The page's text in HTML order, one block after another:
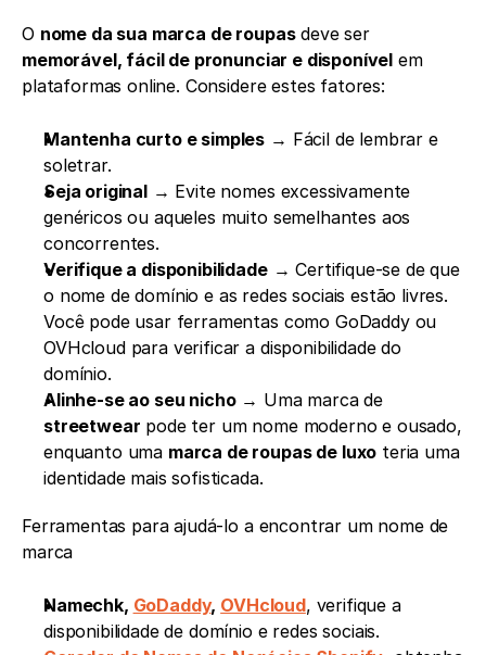
O nome da sua marca de roupas
deve ser
memorável, fácil de pronunciar e disponível em
plataformas online. Considere estes fatores:
Mantenha curto e simples → Fácil de lembrar e
soletrar.
Seja original → Evite nomes excessivamente
genéricos ou aqueles muito semelhantes aos
concorrentes.
Verifique a disponibilidade → Certifique-se de que
o nome de domínio e as redes sociais estão livres.
Você pode usar ferramentas como GoDaddy ou
OVHcloud para verificar a disponibilidade do
domínio.
Alinhe-se ao seu nicho
streetwear pode ter um nome moderno e ousado,
enquanto uma marca de roupas de luxo teria uma
identidade mais sofisticada.
Ferramentas para ajudá-lo a encontrar um nome de
marca
Namechk, GoDaddy, OVHcloud, verifique a
disponibilidade de domínio e redes sociais.